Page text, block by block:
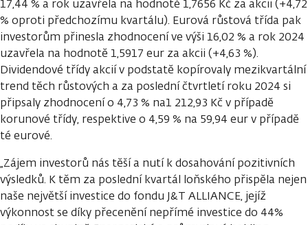
17,44 % a rok uzavřela na hodnotě 1,7656 Kč za akcii (+4,72
% oproti předchozímu kvartálu). Eurová růstová třída pak
investorům přinesla zhodnocení ve výši 16,02 % a rok 2024
uzavřela na hodnotě 1,5917 eur za akcii (+4,63 %).
Dividendové třídy akcií v podstatě kopírovaly mezikvartální
trend těch růstových a za poslední čtvrtletí roku 2024 si
připsaly zhodnocení o 4,73 % na1 212,93 Kč v případě
korunové třídy, respektive o 4,59 % na 59,94 eur v případě
té eurové.
„Zájem investorů nás těší a nutí k dosahování pozitivních
výsledků. K těm za poslední kvartál loňského přispěla nejen
naše největší investice do fondu J&T ALLIANCE, jejíž
výkonnost se díky přecenění nepřímé investice do 44%